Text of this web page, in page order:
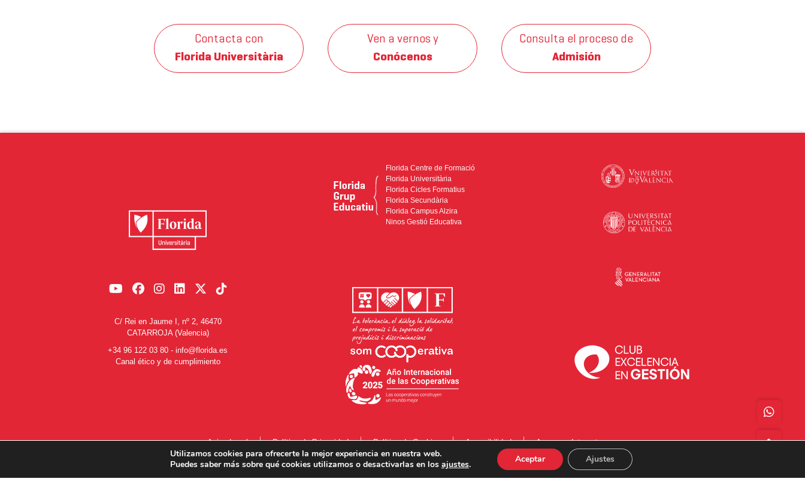
Contacta con
Florida Universitària
Ven a vernos y
Conócenos
Consulta el proceso de
Admisión
C/ Rei en Jaume I, nº 2, 46470
CATARROJA (Valencia)
+34 96 122 03 80 - info@florida.es
Canal ético y de cumplimiento
Florida Centre de Formació
Florida Universitària
Florida Cicles Formatius
Florida Secundària
Florida Campus Alzira
Ninos Gestió Educativa
Aviso Legal Política de Privacidad Política de Cookies Accesibilidad Acceso a Intranet
Utilizamos cookies para ofrecerte la mejor experiencia en nuestra web.
Puedes saber más sobre qué cookies utilizamos o desactivarlas en los ajustes. Aceptar Ajustes